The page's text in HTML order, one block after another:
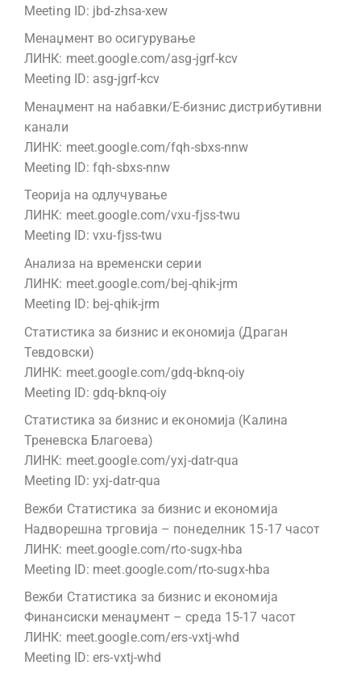
Meeting ID: jbd-zhsa-xew
Менаџмент во осигурување
ЛИНК: meet.google.com/asg-jgrf-kcv
Meeting ID: asg-jgrf-kcv
Менаџмент на набавки/Е-бизнис дистрибутивни
канали
ЛИНК: meet.google.com/fqh-sbxs-nnw
Meeting ID: fqh-sbxs-nnw
Теорија на одлучување
ЛИНК: meet.google.com/vxu-fjss-twu
Meeting ID: vxu-fjss-twu
Анализа на временски серии
ЛИНК: meet.google.com/bej-qhik-jrm
Meeting ID: bej-qhik-jrm
Статистика за бизнис и економија (Драган
Тевдовски)
ЛИНК: meet.google.com/gdq-bknq-oiy
Meeting ID: gdq-bknq-oiy
Статистика за бизнис и економија (Калина
Треневска Благоева)
ЛИНК: meet.google.com/yxj-datr-qua
Meeting ID: yxj-datr-qua
Вежби Статистика за бизнис и економија
Надворешна трговија – понеделник 15-17 часот
ЛИНК: meet.google.com/rto-sugx-hba
Meeting ID: meet.google.com/rto-sugx-hba
Вежби Статистика за бизнис и економија
Финансиски менаџмент – среда 15-17 часот
ЛИНК: meet.google.com/ers-vxtj-whd
Meeting ID: ers-vxtj-whd